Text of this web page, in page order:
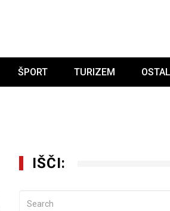
ŠPORT TURIZEM
IŠČI: